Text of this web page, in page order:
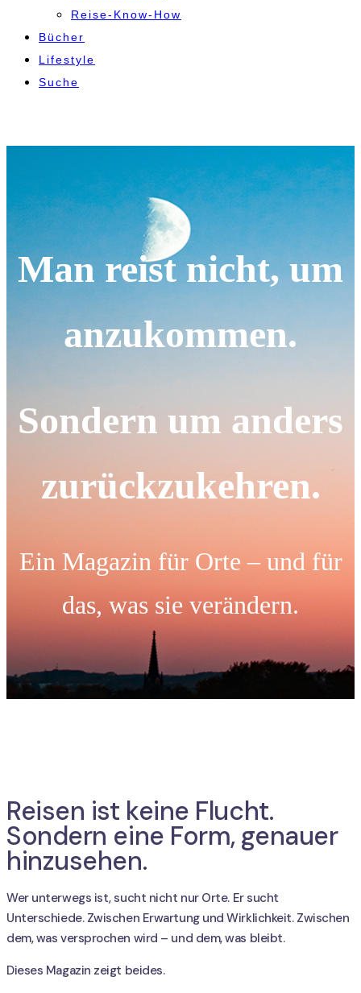
Reise-Know-How
Bücher
Lifestyle
Suche
Man reist nicht, um
anzukommen.
Sondern um anders
zurückzukehren.
Ein Magazin für Orte – und für
das, was sie verändern.
Reisen ist keine Flucht.
Sondern eine Form, genauer
hinzusehen.
Wer unterwegs ist, sucht nicht nur Orte. Er sucht
Unterschiede. Zwischen Erwartung und Wirklichkeit. Zwischen
dem, was versprochen wird – und dem, was bleibt.
Dieses Magazin zeigt beides.